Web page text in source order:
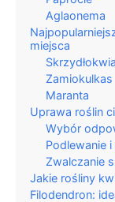
Aglaonema
miejsca
Zamiokulkas
Maranta
Uprawa roślin
Wybór
Podlewanie
Zwalczanie
Jakie rośliny
Filodendron: